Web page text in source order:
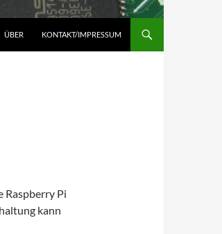
ÜBER KONTAKT/IMPRESSUM
Raspberry Pi
kann